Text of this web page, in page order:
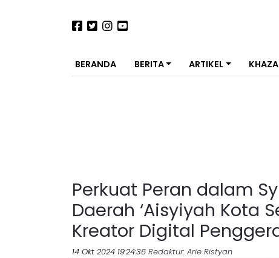
BERANDA BERITA ARTIKEL
Perkuat Peran dalam
Daerah ‘Aisyiyah Kota
Kreator Digital
14 Okt 2024 19:24:36 Redaktur: Arie Ristyan